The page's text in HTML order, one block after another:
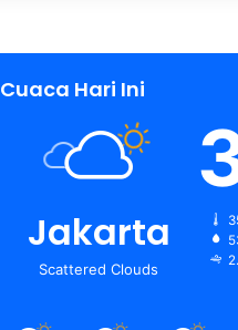
Cuaca Hari Ini
Jakarta
Scattered Clouds